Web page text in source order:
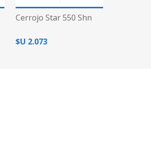
Cerrojo Star 550 Shn
$U 2.073